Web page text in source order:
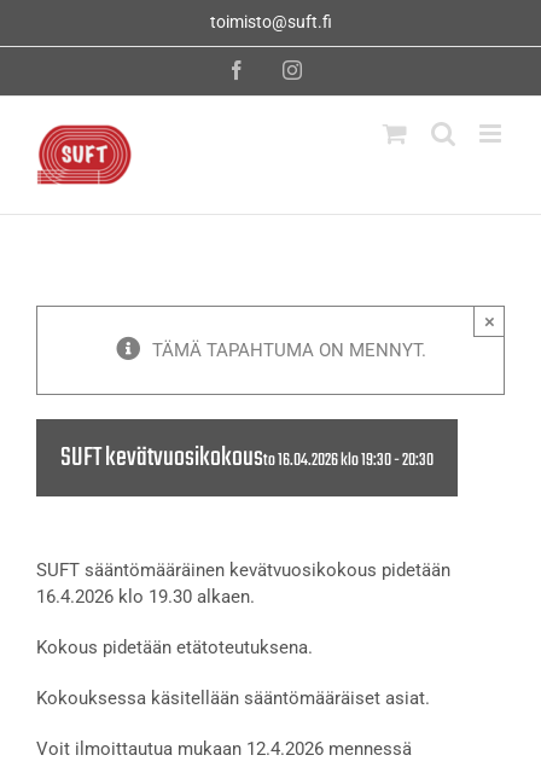
toimisto@suft.fi
FacebookInstagram
TÄMÄ TAPAHTUMA ON MENNYT.
×
SUFT kevätvuosikokousto 16.04.2026 klo 19:30-20:30
SUFT sääntömääräinen kevätvuosikokous pidetään
16.4.2026 klo 19.30 alkaen.
Kokous pidetään etätoteutuksena.
Kokouksessa käsitellään sääntömääräiset asiat.
Voit ilmoittautua mukaan 12.4.2026 mennessä